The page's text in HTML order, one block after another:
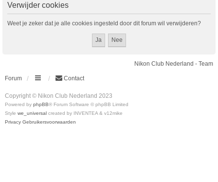
Verwijder cookies
Weet je zeker dat je alle cookies ingesteld door dit forum wil verwijderen?
Nikon Club Nederland - Team
Forum Contact
Copyright © Nikon Club Nederland 2023
Powered by phpBB® Forum Software © phpBB Limited
Style we_universal created by INVENTEA & v12mike
Privacy Gebruikersvoorwaarden